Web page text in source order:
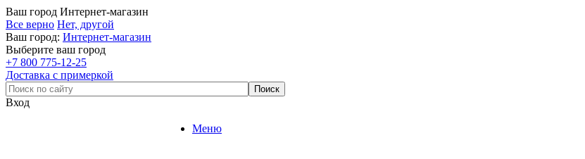
Ваш город Интернет-магазин
Все верно Нет, другой
Ваш город: Интернет-магазин
Выберите ваш город
+7 800 775-12-25
Доставка с примеркой
Вход
Меню